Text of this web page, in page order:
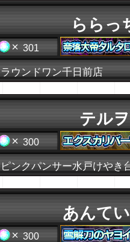
ららっ
301
ラウンドワン千日前店
テルヲ
300
ピンクパンサー水戸けやき
あんて
300